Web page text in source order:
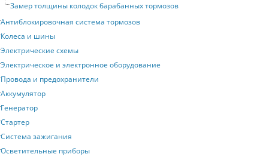
Замер толщины колодок барабанных тормозов
Антиблокировочная система тормозов
Колеса и шины
Электрические схемы
Электрическое и электронное оборудование
Провода и предохранители
Аккумулятор
Генератор
Стартер
Система зажигания
Осветительные приборы